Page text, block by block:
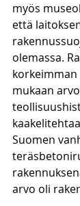
myös
että
olemassa.
mukaan
Suomen
arvo oli